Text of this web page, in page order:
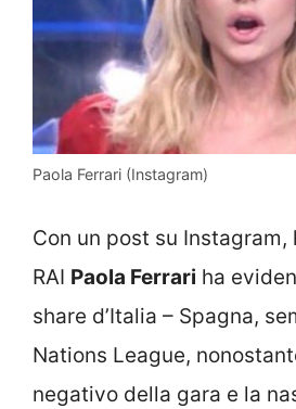
Paola Ferrari (Instagram)
Con un post su
RAI Paola Ferrari ha
share d’Italia – Spagna,
Nations League,
negativo della gara e la